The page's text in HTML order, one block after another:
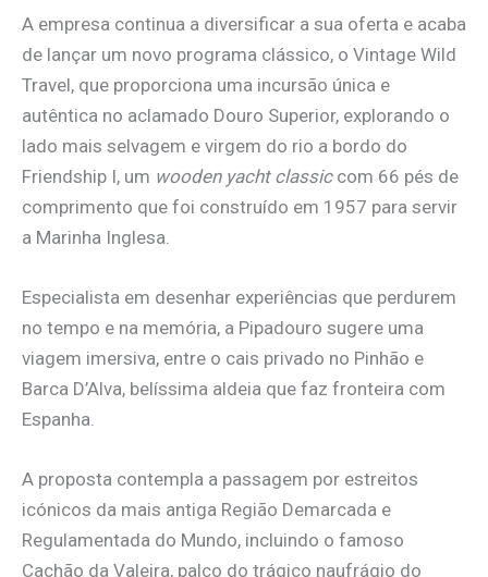
A empresa continua a diversificar a sua oferta e acaba
de lançar um novo programa clássico, o Vintage Wild
Travel, que proporciona uma incursão única e
autêntica no aclamado Douro Superior, explorando o
lado mais selvagem e virgem do rio a bordo do
Friendship I, um wooden yacht classiccom 66 pés de
comprimento que foi construído em 1957 para servir
a Marinha Inglesa.
Especialista em desenhar experiências que perdurem
no tempo e na memória, a Pipadouro sugere uma
viagem imersiva, entre o cais privado no Pinhão e
Barca D’Alva, belíssima aldeia que faz fronteira com
Espanha.
A proposta contempla a passagem por estreitos
icónicos da mais antiga Região Demarcada e
Regulamentada do Mundo, incluindo o famoso
Cachão da Valeira, palco do trágico naufrágio do